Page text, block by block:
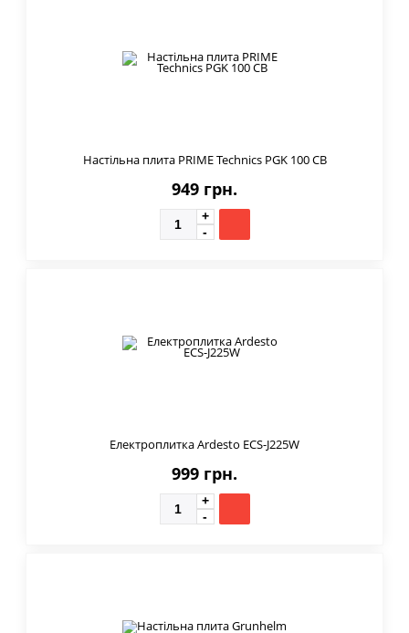
Настільна плита PRIME Technics PGK 100 CB
949 грн.
Електроплитка Ardesto ECS-J225W
999 грн.